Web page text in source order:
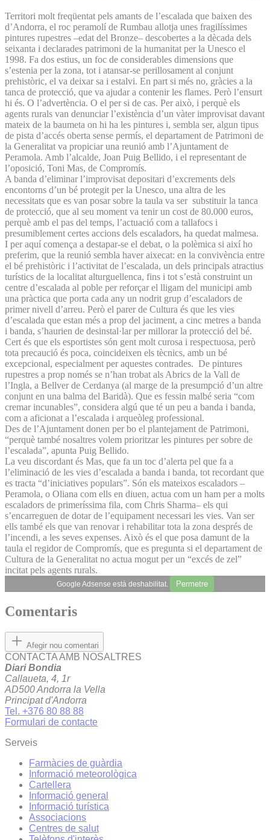
Territori molt freqüentat pels amants de l’escalada que baixen des
d’Andorra, el roc peramolí de Rumbau allotja unes fragilíssimes
pintures rupestres –edat del Bronze– descobertes a la dècada dels
seixanta i declarades patrimoni de la humanitat per la Unesco el
1998. Fa dos estius, un foc de considerables dimensions que
s’estenia per la zona, tot i atansar-se perillosament al conjunt
prehistòric, el va deixar sa i estalvi. En part si més no, gràcies a la
tanca de protecció, que va ajudar a contenir les flames. Però l’ensurt
hi és. O l’advertència. O el per si de cas. Per això, i perquè els
agents rurals van denunciar l’existència d’un vàter improvisat davant
mateix de la baumeta on hi ha les pintures i, sembla ser, algun tipus
de pista d’accés oberta sense permís, el departament de Patrimoni de
la Generalitat va propiciar una reunió amb l’Ajuntament de
Peramola. Amb l’alcalde, Joan Puig Bellido, i el representant de
l’oposició, Toni Mas, de Compromís.
A banda d’eliminar l’improvisat depositari d’excrements dels
encontorns d’un bé protegit per la Unesco, una altra de les
necessitats que es van posar sobre la taula va ser substituir la tanca
de protecció, que al seu moment va tenir un cost de 80.000 euros,
perquè amb el pas del temps, l’actuació com a tallafocs i
presumiblement certes accions dels escaladors, ha quedat malmesa.
I per aquí comença a destapar-se el debat, o la polèmica si així ho
preferim, que la reunió sembla haver aixecat: en la convivència entre
el bé prehistòric i l’activitat de l’escalada, un dels principals atractius
turístics de la localitat alturguellenca, fins i tot s’està construint un
centre d’escalada al poble per reforçar el lligam del municipi amb
una pràctica que porta cada any un nodrit grup d’escaladors de
primer nivell d’arreu. Però el parer de Cultura és que les vies
d’escalada que estan més a prop del jaciment, a cinc metres a banda
i banda, s’haurien de desinstal·lar per millorar la protecció del bé.
Cert és que els esportistes són gent molt curosa i respectuosa, però
tota precaució és poca, coincideixen els tècnics, amb un bé
excepcional, especialment per aquestes contrades. De pintures
rupestres a prop només se n’han trobat als Abrics de la Vall de
l’Ingla, a Bellver de Cerdanya (al marge de la presumpció d’un altre
conjunt en una balma del Baridà). Que es fessin malbé seria “com
cremar incunables”, considera algú que té un peu a banda i banda,
com a aficionat a l’escalada i arqueòleg professional.
Des de l’Ajuntament donen per bo el plantejament de Patrimoni,
“perquè també nosaltres volem prioritzar les pintures per sobre de
l’escalada”, apunta Puig Bellido.
La veu discordant és Mas, que fa un toc d’alerta pel que fa a
l’eliminació de les vies d’escalada a banda i banda, tot recordant que
es tracta “d’iniciatives populars”. Són els mateixos escaladors –
Peramola, o Oliana com ells en diuen, actua com un ham per a molts
escaladors de primeríssima fila, com Chris Sharma– els qui
s’encarreguen de dotar de l’equipament necessari les vies. Van ser
ells també els que van renovar i rehabilitar tota la zona després de
l’incendi, a les seves expenses. Això és el que posa damunt de la
taula el regidor de Compromís, que es pregunta si el departament de
Cultura de la Generalitat no actua mogut per un “excés de zel”
incitat pels agents rurals.
Google Adsense està deshabilitat. Permetre
Comentaris
Afegir nou comentari
CONTACTA AMB NOSALTRES
Diari Bondia
Callaueta, 4, 1r
AD500 Andorra la Vella
Principat d'Andorra
Tel. +376 80 88 88
Formulari de contacte
Serveis
Farmàcies de guàrdia
Informació meteorològica
Cartellera
Informació general
Informació turística
Associacions
Centres de salut